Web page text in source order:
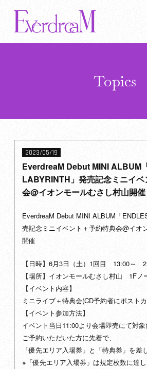
Topics
2023/05/19
EverdreaM Debut MINI ALBUM
LABYRINTH」発売記念ミニイ
会@イオンモールむさし村山開催
EverdreaM Debut MINI ALBUM「
売記念ミニイベント＋予約特典会@イオ
開催
【日時】6月3日（土）1回目 13:00～
【場所】イオンモールむさし村山 1Fノ
【イベント内容】
ミニライブ＋特典会(CD予約者にポスト
【イベント参加方法】
イベント当日11:00より会場即売にて対
ご予約いただいた方に先着で、
「優先エリア入場券」と「特典券」を差
※「優先エリア入場券」は規定枚数に達